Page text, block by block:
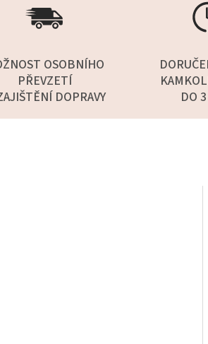
OSOBNÍHO
PŘEVZETÍ
DOPRAVY
DO